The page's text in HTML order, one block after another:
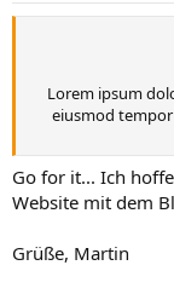
Lorem ipsum
eiusmod
Go for it... Ich
Website mit dem
Grüße, Martin